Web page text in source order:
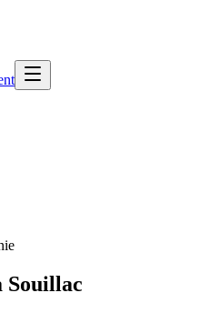
Souillac